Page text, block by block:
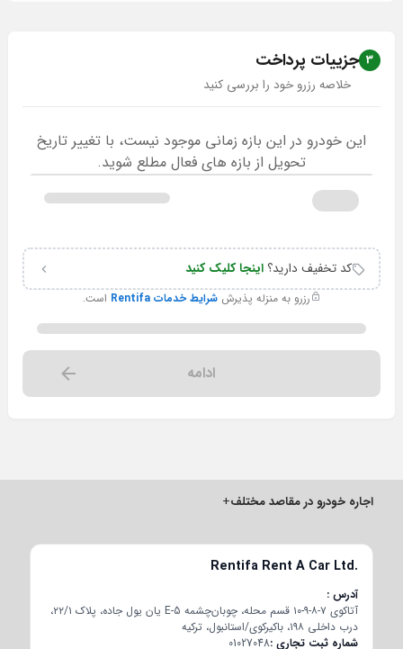
3 جزییات پرداخت
خلاصه رزرو خود را بررسی کنید
این خودرو در این بازه زمانی موجود نیست، با تغییر تاریخ
تحویل از بازه های فعال مطلع شوید.
کد تخفیف دارید؟اینجا کلیک کنید
رزرو به منزله پذیرششرایط خدمات Rentifa است.
ادامه
اجاره خودرو در مقاصد مختلف+
Rentifa Rent A Car Ltd.
آدرس
آتاکوی ۷-۸-۹-۱۰ قسم محله، چوبان‌چشمه E-5 یان یول جاده، پلاک ۲۲/۱،
درب داخلی ۱۹۸، باکیرکوی/استانبول، ترکیه
شماره ثبت تجاری01027048